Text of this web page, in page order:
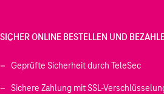
SICHER ONLINE BESTELLEN UND
Geprüfte Sicherheit durch TeleSec
Sichere Zahlung mit SSL-